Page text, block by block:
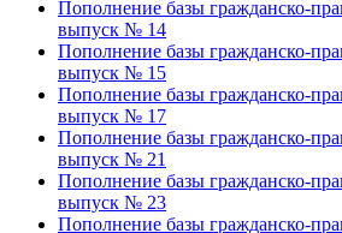
Пополнение базы гражданско-
выпуск № 14
Пополнение базы гражданско-
выпуск № 15
Пополнение базы гражданско-
выпуск № 17
Пополнение базы гражданско-
выпуск № 21
Пополнение базы гражданско-
выпуск № 23
Пополнение базы гражданско-